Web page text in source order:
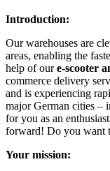
Introduction:
Our warehouses are
areas, enabling the
help of oure-scooter
commerce delivery
and is experiencing
major German cities –
for you as an
forward! Do you want
Your mission: